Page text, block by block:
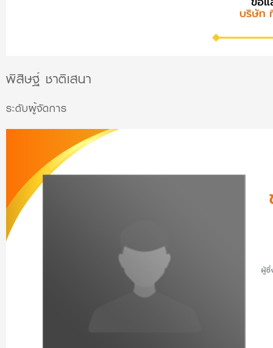
พิสิษฐ์ ชาติเสนา
ระดับผู้จัดการ